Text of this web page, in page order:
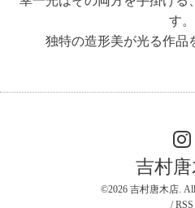
す。
独特の造形美が光る作品
吉村
©2026 吉村唐木店. All
/RSS